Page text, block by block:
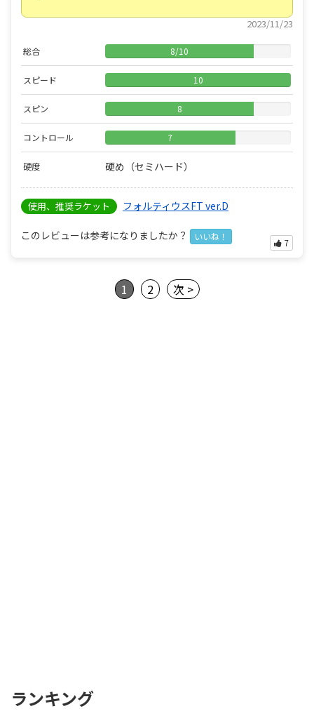
2023/11/23
総合 8/10
スピード 10
スピン 8
コントロール 7
硬度 硬め（セミハード）
使用、推奨ラケット フォルティウスFT ver.D
このレビューは参考になりましたか？ いいね！
7
1 2 次 >
ランキング